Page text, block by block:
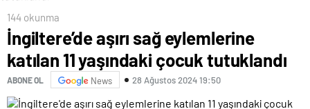
144 okunma
İngiltere’de aşırı sağ eylemlerine
katılan 11 yaşındaki çocuk tutuklandı
ABONE OL News 28 Ağustos 2024 19:50